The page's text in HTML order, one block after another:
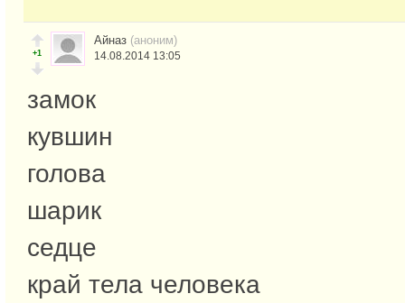
+1
Айназ (аноним)
14.08.2014 13:05
замок
кувшин
голова
шарик
седце
край тела человека